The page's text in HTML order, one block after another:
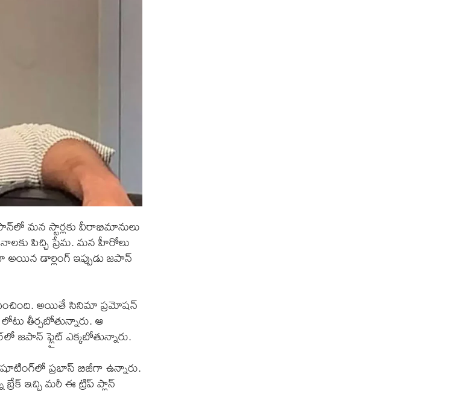
మన స్టార్లకు వీరాభిమానులు
పిచ్చి ప్రేమ. మన హీరోలు
డార్లింగ్ ఇప్పుడు జపాన్
అయితే సినిమా ప్రమోషన్
తీర్చబోతున్నారు. ఆ
జపాన్ ఫ్లైట్ ఎక్కబోతున్నారు.
షూటింగ్‌లో ప్రభాస్ బిజీగా ఉన్నారు.
ఇచ్చి మరీ ఈ ట్రిప్ ప్లాన్